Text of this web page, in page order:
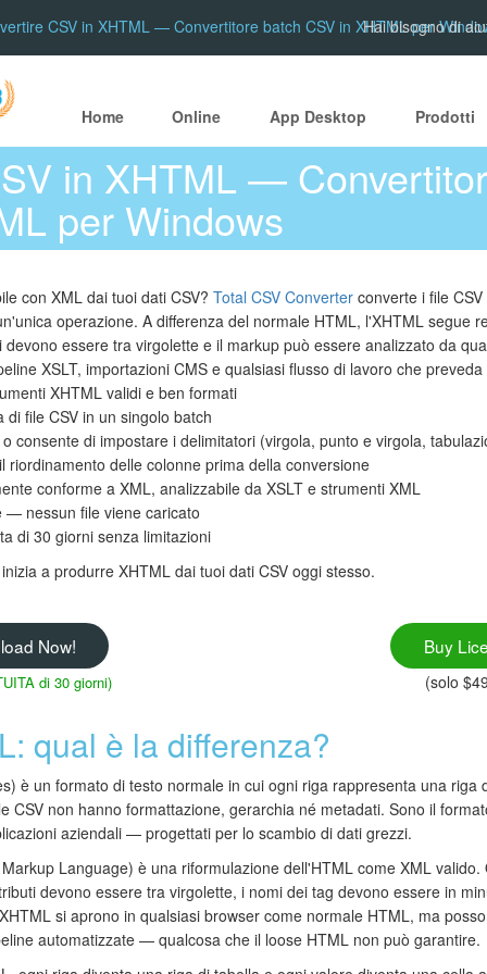
CSV in XHTML — Convertitore batch CSV in XHTML per
Hai bisogno di
Home Online App Desktop Prodotti
in XHTML —
per Windows
con XML dai tuoi dati CSV? Total CSV Converter converte i file
operazione. A differenza del normale HTML, l'XHTML segue
essere tra virgolette e il markup può essere analizzato da
XSLT, importazioni CMS e qualsiasi flusso di lavoro che
XHTML validi e ben formati
file CSV in un singolo batch
consente di impostare i delimitatori (virgola, punto e virgola,
riordinamento delle colonne prima della conversione
conforme a XML, analizzabile da XSLT e strumenti XML
— nessun file viene caricato
di 30 giorni senza limitazioni
a produrre XHTML dai tuoi dati CSV oggi stesso.
Now!
di 30 giorni)
Buy
(solo
qual è la differenza?
è un formato di testo normale in cui ogni riga rappresenta una riga
CSV non hanno formattazione, gerarchia né metadati. Sono il
aziendali — progettati per lo scambio di dati grezzi.
Language) è una riformulazione dell'HTML come XML
devono essere tra virgolette, i nomi dei tag devono essere in
si aprono in qualsiasi browser come normale HTML, ma
automatizzate — qualcosa che il loose HTML non può garantire.